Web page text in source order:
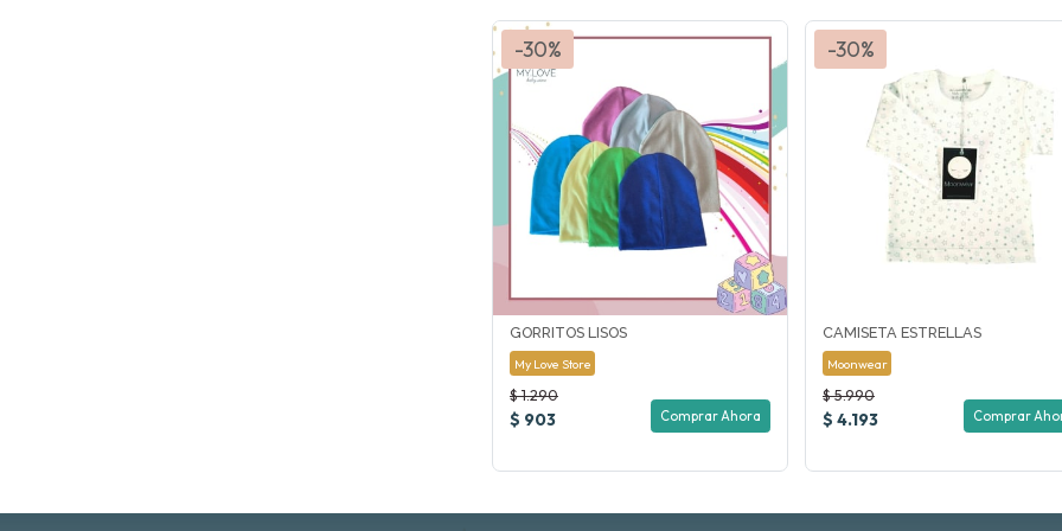
-30%
GORRITOS LISOS
My Love Store
$ 1.290
$ 903 Comprar Ahora
-30%
CAMISETA ESTRELLAS
Moonwear
$ 5.990
$ 4.193 Comprar